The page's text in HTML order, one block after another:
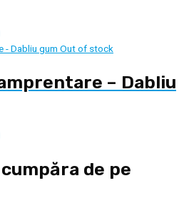
Out of stock
– Dabliu
de pe